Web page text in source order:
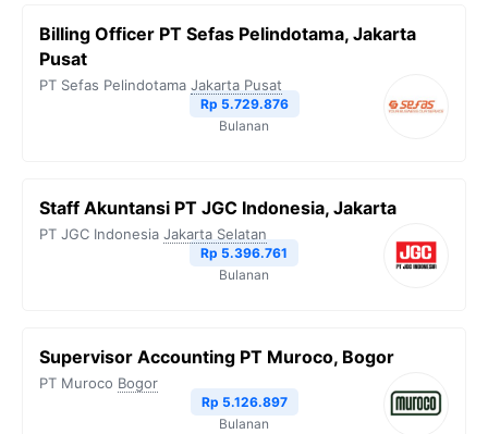
Billing Officer PT Sefas Pelindotama, Jakarta
Pusat
PT Sefas Pelindotama Jakarta Pusat
Rp 5.729.876
Bulanan
Staff Akuntansi PT JGC Indonesia, Jakarta
PT JGC Indonesia Jakarta Selatan
Rp 5.396.761
Bulanan
Supervisor Accounting PT Muroco, Bogor
PT Muroco Bogor
Rp 5.126.897
Bulanan